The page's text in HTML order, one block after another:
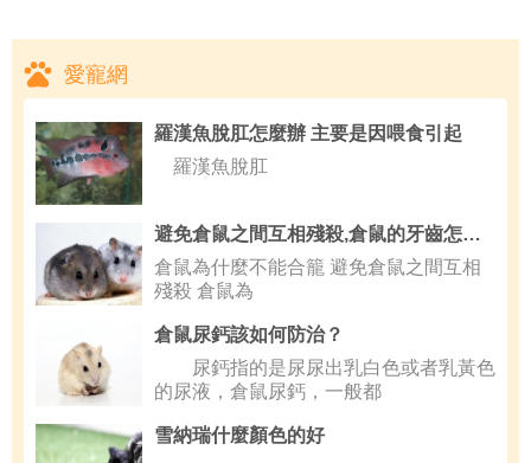
愛寵網
羅漢魚脫肛怎麼辦 主要是因喂食引起
羅漢魚脫肛
避免倉鼠之間互相殘殺,倉鼠的牙齒怎麼護理
倉鼠為什麼不能合籠 避免倉鼠之間互相
殘殺 倉鼠為
倉鼠尿鈣該如何防治？
尿鈣指的是尿尿出乳白色或者乳黃色
的尿液，倉鼠尿鈣，一般都
雪納瑞什麼顏色的好